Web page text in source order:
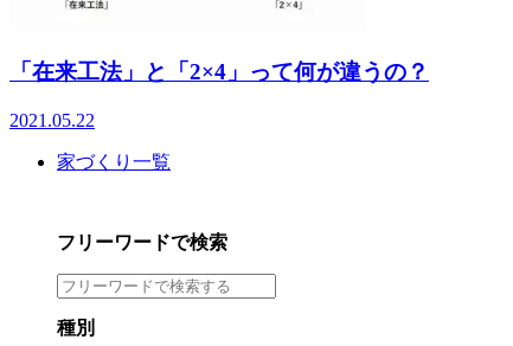
「在来工法」と「2×4」って何が違うの？
2021.05.22
家づくり一覧
フリーワードで検索
種別